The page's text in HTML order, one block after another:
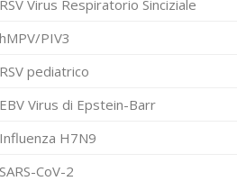
RSV Virus Respiratorio Sinciziale
hMPV/PIV3
RSV pediatrico
EBV Virus di Epstein-Barr
Influenza H7N9
SARS-CoV-2